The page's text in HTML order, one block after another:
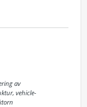
av
vehicle-